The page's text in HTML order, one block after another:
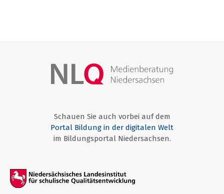
Schauen Sie auch vorbei auf dem
Portal Bildung in der digitalen Welt
im Bildungsportal Niedersachsen.